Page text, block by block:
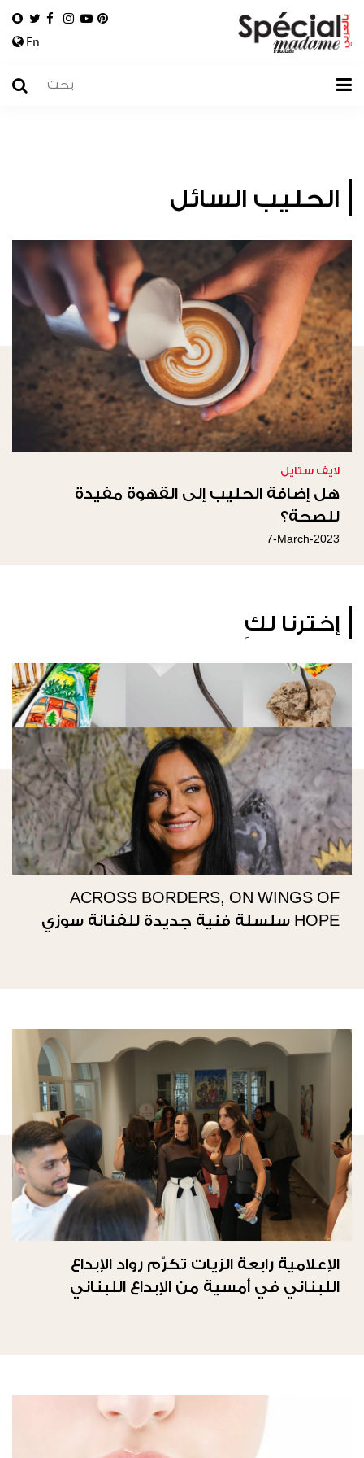
En
الحليب السائل
لايف ستايل
هل إضافة الحليب إلى القهوة مفيدة
للصحة؟
7-March-2023
إخترنا لكِ
ACROSS BORDERS, ON WINGS OF
HOPE سلسلة فنية جديدة للفنانة سوزي
الإعلامية رابعة الزيات تكرّم رواد الإبداع
اللبناني في أمسية من الإبداع اللبناني